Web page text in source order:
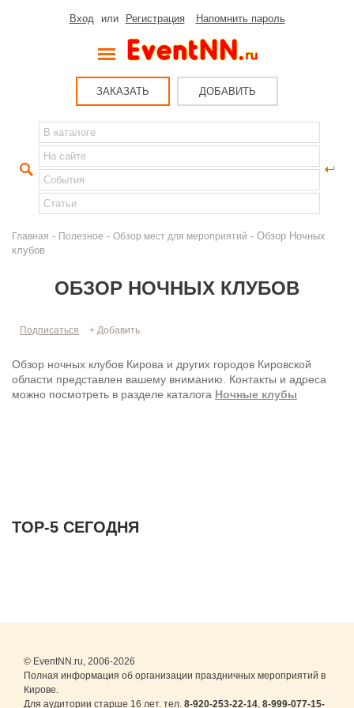
Вход или Регистрация Напомнить пароль
ЗАКАЗАТЬ ДОБАВИТЬ
Главная - Полезное - Обзор мест для мероприятий - Обзор Ночных
клубов
ОБЗОР НОЧНЫХ КЛУБОВ
Подписаться + Добавить
Обзор ночных клубов Кирова и других городов Кировской
области представлен вашему вниманию. Контакты и адреса
можно посмотреть в разделе каталога Ночные клубы
ТОР-5 СЕГОДНЯ
© EventNN.ru, 2006-2026
Полная информация об организации праздничных мероприятий в
Кирове.
Для аудитории старше 16 лет. тел. 8-920-253-22-14, 8-999-077-15-